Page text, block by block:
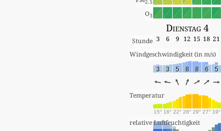
2.5
O3
Dienstag 4
Stunde 3 6 9 12 15 18 21
Windgeschwindigkeit (in m/s)
3 3 5 8 8 6 5
Temperatur
15° 16° 22° 28° 29° 27° 19°
relative Luftfeuchtigkeit